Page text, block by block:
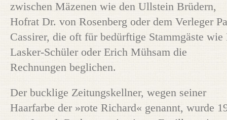
zwischen Mäzenen wie den Ullstein Brüdern,
Hofrat Dr. von Rosenberg oder dem Verleger
Cassirer, die oft für bedürftige Stammgäste wie
Lasker-Schüler oder Erich Mühsam die
Rechnungen beglichen.
Der bucklige Zeitungskellner, wegen seiner
Haarfarbe der »rote Richard« genannt, wurde